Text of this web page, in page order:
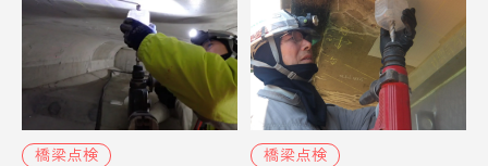
橋梁点検 橋梁点検